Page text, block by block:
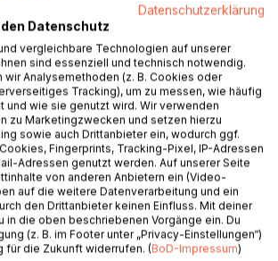
die sich in einer langweiligen Ehe
fühlt, lebt nur auf, wenn sie auf
Weite der Landschaft und besonders
Berge spüren kann.
Trott auszubrechen, ist sie zu feige.
auf den Spuren des Mittelalters
etwas Seltsames, das mit einem Schlag
Datenschutzerklärung
Datenschutz
vergleichbare Technologien auf unserer
sind essenziell und technisch notwendig.
wir Analysemethoden (z. B. Cookies oder
Tracking), um zu messen, wie häufig
und wie sie genutzt wird. Wir verwenden
zu Marketingzwecken und setzen hierzu
sowie auch Drittanbieter ein, wodurch ggf.
Fingerprints, Tracking-Pixel, IP-Adressen
Adressen genutzt werden. Auf unserer Seite
von anderen Anbietern ein (Video-
auf die weitere Datenverarbeitung und ein
den Drittanbieter keinen Einfluss. Mit deiner
in die oben beschriebenen Vorgänge ein. Du
(z. B. im Footer unter „Privacy-Einstellungen“)
für die Zukunft widerrufen. (BoD-Impressum)